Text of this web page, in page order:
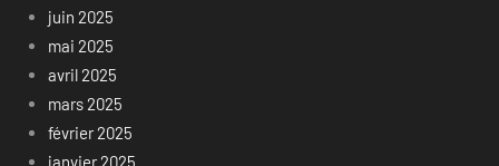
juin 2025
mai 2025
avril 2025
mars 2025
février 2025
janvier 2025